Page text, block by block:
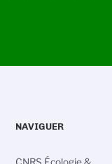
NAVIGUER